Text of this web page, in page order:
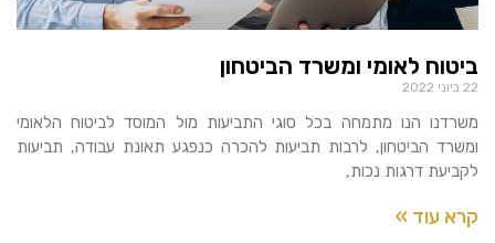
ביטוח לאומי ומשרד הביטחון
22 ביוני 2022
משרדנו הנו מתמחה בכל סוגי התביעות מול המוסד לביטוח הלאומי
ומשרד הביטחון, לרבות תביעות להכרה כנפגע תאונת עבודה, תביעות
לקביעת דרגות נכות,
קרא עוד »